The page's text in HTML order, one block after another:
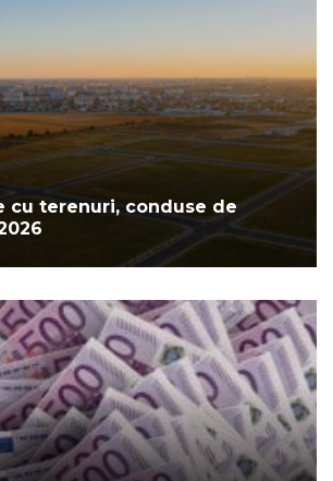
cu terenuri, conduse de